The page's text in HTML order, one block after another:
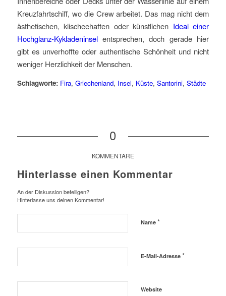
Kreuzfahrtschiff, wo die Crew arbeitet. Das mag nicht dem
ästhetischen, klischeehaften oder künstlichen Ideal einer
Hochglanz-Kykladeninselentsprechen, doch gerade hier
gibt es unverhoffte oder authentische Schönheit und nicht
weniger Herzlichkeit der Menschen.
Schlagworte: Fira, Griechenland, Insel, Küste, Santorini, Städte
0
KOMMENTARE
Hinterlasse einen Kommentar
An der Diskussion beteiligen?
Hinterlasse uns deinen Kommentar!
Name *
E-Mail-Adresse *
Website